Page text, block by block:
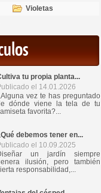
Violetas
tu propia planta...
el 14.01.2026
vez te has preguntado
dónde viene la tela de tu
favorita?...
debemos tener en...
el 10.09.2025
un jardín siempre
ilusión, pero también
responsabilidad,...